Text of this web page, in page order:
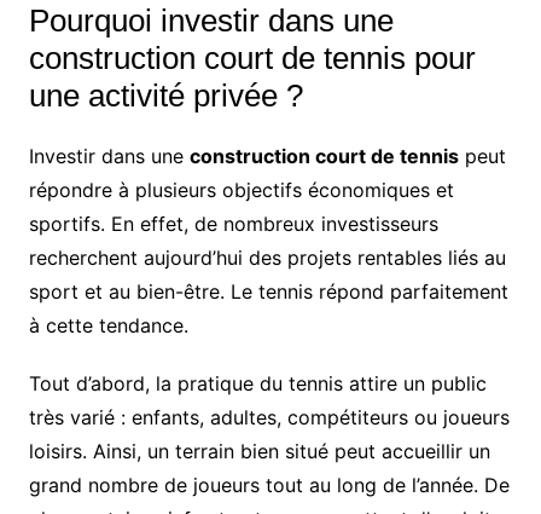
Pourquoi investir dans une
construction court de tennis pour
une activité privée ?
Investir dans une construction court de tennispeut
répondre à plusieurs objectifs économiques et
sportifs. En effet, de nombreux investisseurs
recherchent aujourd’hui des projets rentables liés au
sport et au bien-être. Le tennis répond parfaitement
à cette tendance.
Tout d’abord, la pratique du tennis attire un public
très varié : enfants, adultes, compétiteurs ou joueurs
loisirs. Ainsi, un terrain bien situé peut accueillir un
grand nombre de joueurs tout au long de l’année. De